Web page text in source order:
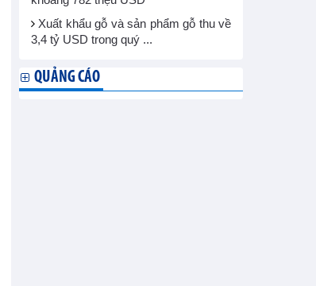
Xuất khẩu gỗ và sản phẩm gỗ thu về
3,4 tỷ USD trong quý ...
QUẢNG CÁO